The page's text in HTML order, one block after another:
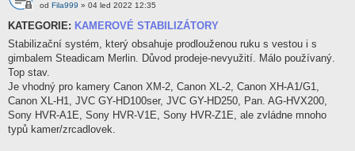
od Fila999 » 04 led 2022 12:35
KATEGORIE: KAMEROVÉ STABILIZÁTORY
Stabilizační systém, který obsahuje prodlouženou ruku s vestou i s
gimbalem Steadicam Merlin. Důvod prodeje-nevyužití. Málo používaný.
Top stav.
Je vhodný pro kamery Canon XM-2, Canon XL-2, Canon XH-A1/G1,
Canon XL-H1, JVC GY-HD100ser, JVC GY-HD250, Pan. AG-HVX200,
Sony HVR-A1E, Sony HVR-V1E, Sony HVR-Z1E, ale zvládne mnoho
typů kamer/zrcadlovek.